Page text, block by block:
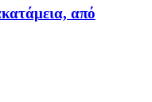
από